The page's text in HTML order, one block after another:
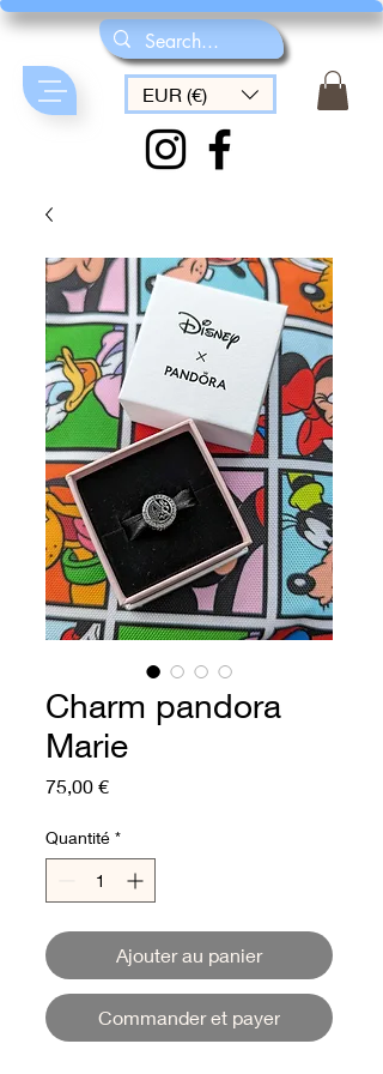
EUR (€)
Charm pandora
Marie
75,00 €Prix
Quantité *
Ajouter au panier
Commander et payer